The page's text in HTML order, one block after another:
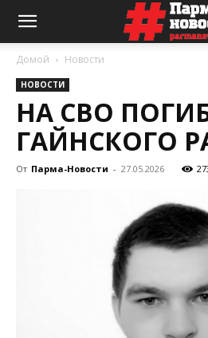
Домой Новости
НОВОСТИ
НА СВО
ГАЙНСКОГО
От Парма-Новости - 27.05.2026